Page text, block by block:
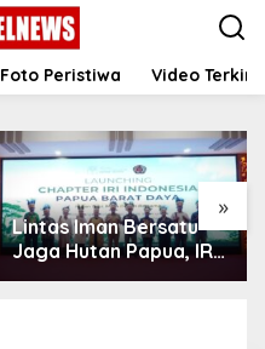
Foto Peristiwa Video Terkini
»
Lintas Iman Bersatu
Jaga Hutan Papua, IRI
Indonesia Resmikan